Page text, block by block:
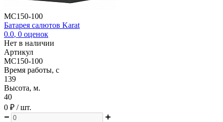
MC150-100
Батарея салютов Karat
0.0, 0 оценок
Нет в наличии
Артикул
MC150-100
Время работы, с
139
Высота, м.
40
0 ₽ / шт.